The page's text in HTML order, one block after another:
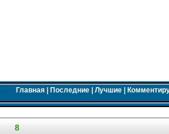
Главная| Последние| Лучшие|
8